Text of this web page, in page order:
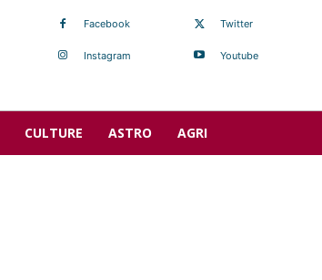
Facebook
Instagram
Twitter
Youtube
CULTURE ASTRO AGRI